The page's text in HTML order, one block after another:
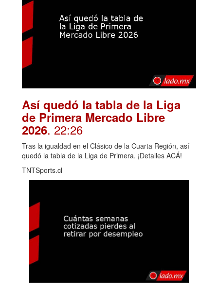
Así quedó la tabla de la Liga
de Primera Mercado Libre
2026. 22:26
Tras la igualdad en el Clásico de la Cuarta Región, así
quedó la tabla de la Liga de Primera. ¡Detalles ACÁ!
TNTSports.cl